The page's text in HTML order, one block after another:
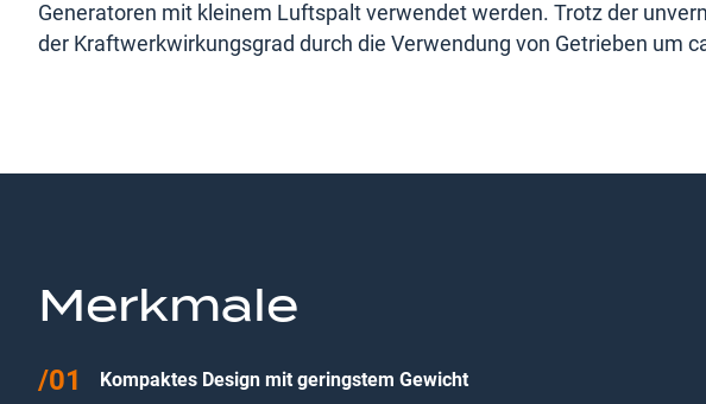
Generatoren mit kleinem Luftspalt verwendet werden. Trotz der
der Kraftwerkwirkungsgrad durch die Verwendung von Getrieben um
Merkmale
Kompaktes Design mit geringstem Gewicht